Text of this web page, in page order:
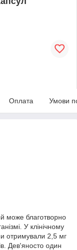
Оплата Умови
може благотворно
У клінічному
отримували 2,5 мг
Дев'яносто один